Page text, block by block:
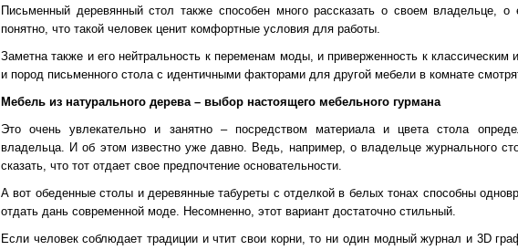
Письменный деревянный стол также способен много рассказать о своем владельце, о
понятно, что такой человек ценит комфортные условия для работы.
Заметна также и его нейтральность к переменам моды, и приверженность к классическим
и пород письменного стола с идентичными факторами для другой мебели в комнате
Мебель из натурального дерева – выбор настоящего мебельного гурмана
Это очень увлекательно и занятно – посредством материала и цвета стола
владельца. И об этом известно уже давно. Ведь, например, о владельце журнального
сказать, что тот отдает свое предпочтение основательности.
А вот обеденные столы и деревянные табуреты с отделкой в белых тонах способны
отдать дань современной моде. Несомненно, этот вариант достаточно стильный.
Если человек соблюдает традиции и чтит свои корни, то ни один модный журнал и 3D